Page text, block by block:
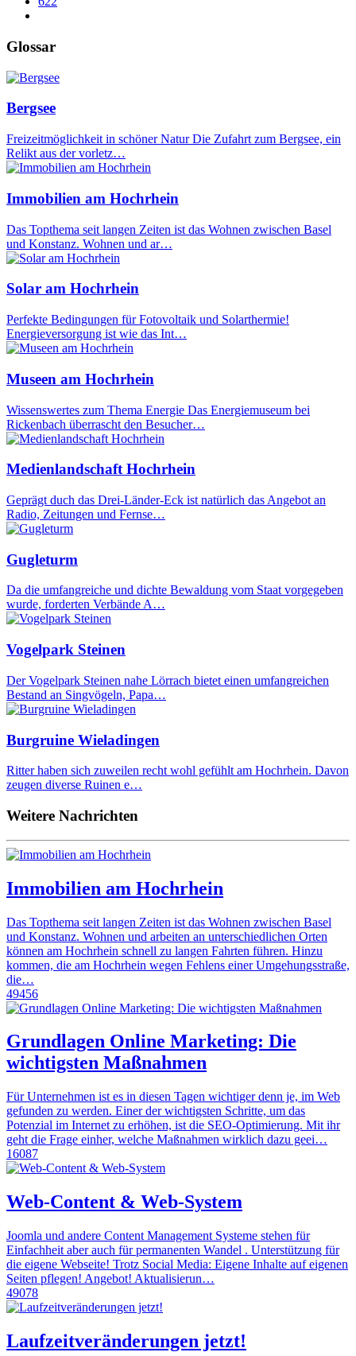
Glossar
Bergsee
Freizeitmöglichkeit in schöner Natur Die Zufahrt zum Bergsee, ein
Relikt aus der vorletz…
Immobilien am Hochrhein
Das Topthema seit langen Zeiten ist das Wohnen zwischen Basel
und Konstanz. Wohnen und ar…
Solar am Hochrhein
Perfekte Bedingungen für Fotovoltaik und Solarthermie!
Energieversorgung ist wie das Int…
Museen am Hochrhein
Wissenswertes zum Thema Energie Das Energiemuseum bei
Rickenbach überrascht den Besucher…
Medienlandschaft Hochrhein
Geprägt duch das Drei-Länder-Eck ist natürlich das Angebot an
Radio, Zeitungen und Fernse…
Gugleturm
Da die umfangreiche und dichte Bewaldung vom Staat vorgegeben
wurde, forderten Verbände A…
Vogelpark Steinen
Der Vogelpark Steinen nahe Lörrach bietet einen umfangreichen
Bestand an Singvögeln, Papa…
Burgruine Wieladingen
Ritter haben sich zuweilen recht wohl gefühlt am Hochrhein. Davon
zeugen diverse Ruinen e…
Weitere Nachrichten
Immobilien am Hochrhein
Das Topthema seit langen Zeiten ist das Wohnen zwischen Basel
und Konstanz. Wohnen und arbeiten an unterschiedlichen Orten
können am Hochrhein schnell zu langen Fahrten führen. Hinzu
kommen, die am Hochrhein wegen Fehlens einer Umgehungsstraße,
die…
49456
Grundlagen Online Marketing: Die
wichtigsten Maßnahmen
Für Unternehmen ist es in diesen Tagen wichtiger denn je, im Web
gefunden zu werden. Einer der wichtigsten Schritte, um das
Potenzial im Internet zu erhöhen, ist die SEO-Optimierung. Mit ihr
geht die Frage einher, welche Maßnahmen wirklich dazu geei…
16087
Web-Content & Web-System
Joomla und andere Content Management Systeme stehen für
Einfachheit aber auch für permanenten Wandel . Unterstützung für
die eigene Webseite! Trotz Social Media: Eigene Inhalte auf eigenen
Seiten pflegen! Angebot! Aktualisierun…
49078
Laufzeitveränderungen jetzt!